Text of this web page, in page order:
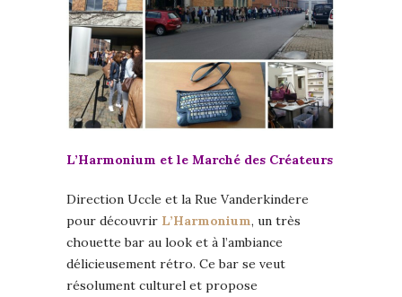
L’Harmonium et le Marché des Créateurs
Direction Uccle et la Rue Vanderkindere
pour découvrir L’Harmonium, un très
chouette bar au look et à l’ambiance
délicieusement rétro. Ce bar se veut
résolument culturel et propose